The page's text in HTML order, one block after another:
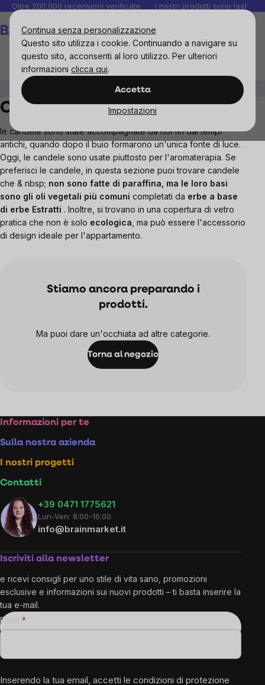
Continua senza personalizzazione
Questo sito utilizza i cookie. Continuando a navigare su
questo sito, acconsenti al loro utilizzo. Per ulteriori
informazioni clicca qui.
Accetta
Impostazioni
Salta
contenuto
Oltre 200.000 recensioni verificate I nostri prodotti sono testati
Profumo interno Candele
Candele
le candele sono state accompagnate da noi fin dai tempi
antichi, quando dopo il buio formarono un'unica fonte di luce.
Oggi, le candele sono usate piuttosto per l'aromaterapia. Se
preferisci le candele, in questa sezione puoi trovare candele
che & nbsp; non sono fatte di paraffina, ma le loro basi
sono gli oli vegetali più comuni completati da erbe a base
di erbe Estratti . Inoltre, si trovano in una copertura di vetro
pratica che non è solo ecologica , ma può essere l'accessorio
di design ideale per l'appartamento.
Stiamo ancora preparando i
prodotti.
Ma puoi dare un'occhiata ad altre categorie.
Torna al negozio
Footer
Informazioni per te
Sulla nostra azienda
I nostri progetti
Contatti
+39 0471 1775621
Lun-Ven: 8:00-16:00
info@brainmarket.it
Iscriviti alla newsletter
e ricevi consigli per uno stile di vita sano, promozioni
esclusive e informazioni sui nuovi prodotti – ti basta inserire la
tua e-mail.
Email
Inserendo la tua email, accetti le condizioni di protezione